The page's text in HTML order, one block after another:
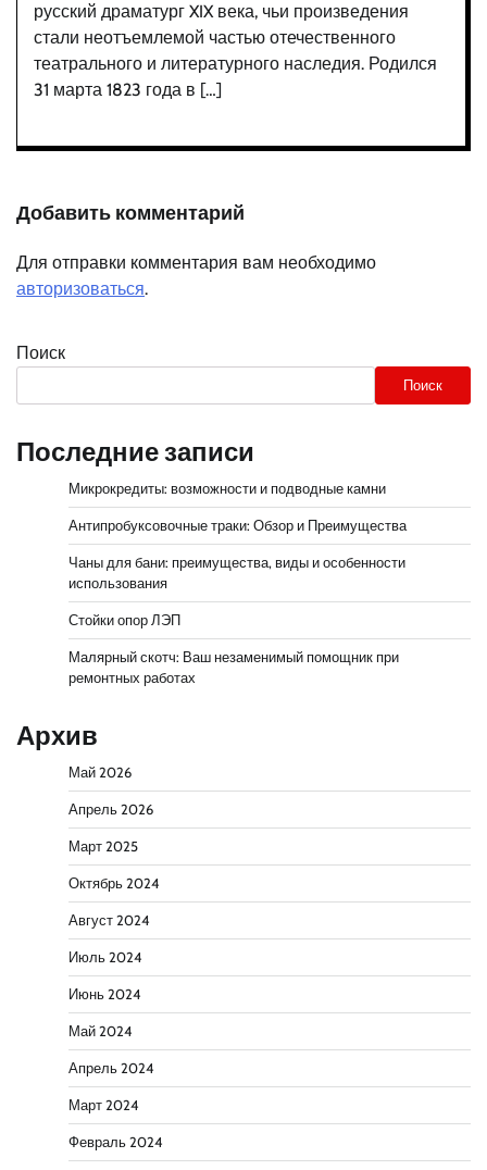
русский драматург XIX века, чьи произведения
стали неотъемлемой частью отечественного
театрального и литературного наследия. Родился
31 марта 1823 года в […]
Добавить комментарий
Для отправки комментария вам необходимо
авторизоваться.
Поиск
Поиск
Последние записи
Микрокредиты: возможности и подводные камни
Антипробуксовочные траки: Обзор и Преимущества
Чаны для бани: преимущества, виды и особенности
использования
Стойки опор ЛЭП
Малярный скотч: Ваш незаменимый помощник при
ремонтных работах
Архив
Май 2026
Апрель 2026
Март 2025
Октябрь 2024
Август 2024
Июль 2024
Июнь 2024
Май 2024
Апрель 2024
Март 2024
Февраль 2024